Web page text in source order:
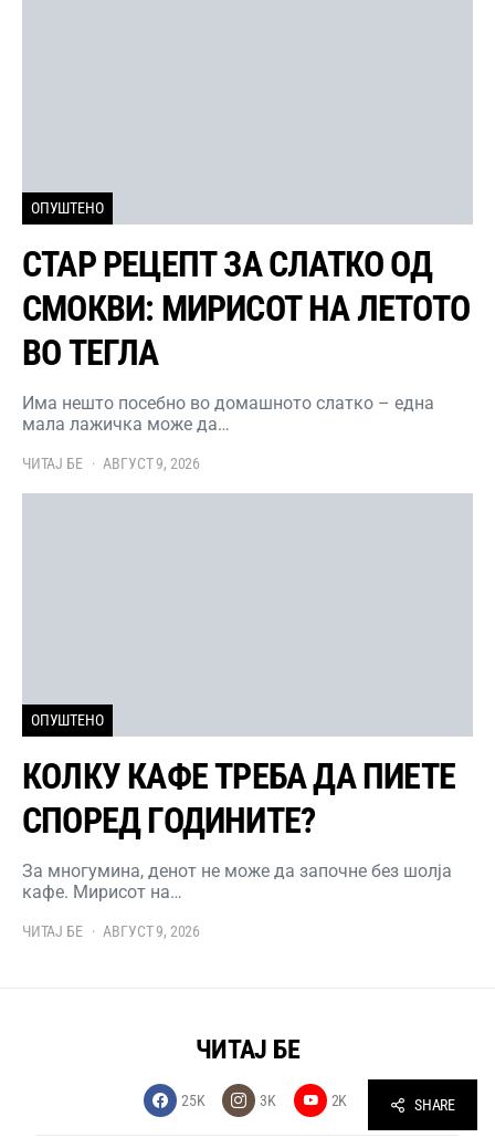
ОПУШТЕНО
СТАР РЕЦЕПТ ЗА СЛАТКО ОД
СМОКВИ: МИРИСОТ НА ЛЕТОТО
ВО ТЕГЛА
Има нешто посебно во домашното слатко – една
мала лажичка може да…
ЧИТАЈ БЕ АВГУСТ 9, 2026
ОПУШТЕНО
КОЛКУ КАФЕ ТРЕБА ДА ПИЕТЕ
СПОРЕД ГОДИНИТЕ?
За многумина, денот не може да започне без шолја
кафе. Мирисот на…
ЧИТАЈ БЕ АВГУСТ 9, 2026
ЧИТАЈ БЕ
25K 3K 2K SHARE